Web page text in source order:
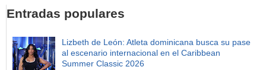
Entradas populares
Lizbeth de León: Atleta dominicana busca su pase
al escenario internacional en el Caribbean
Summer Classic 2026